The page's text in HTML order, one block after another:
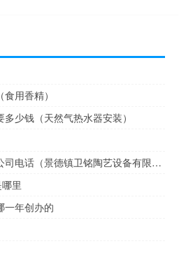
用香精）
少钱（天然气热水器安装）
景德镇卫铭陶艺设备有限公司电话（景德镇卫铭陶艺设备有限公司）
里
一年创办的